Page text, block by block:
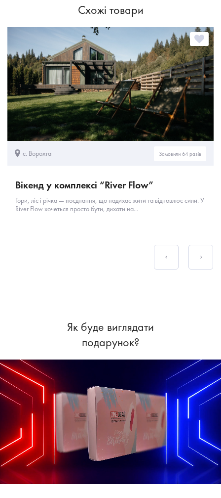
Схожі товари
с. Ворохта Замовили 64 разів
Вікенд у комплексі “River Flow”
Гори, ліс і річка — поєднання, що надихає жити та відновлює сили. У
River Flow хочеться просто бути, дихати на...
Як буде виглядати
подарунок?